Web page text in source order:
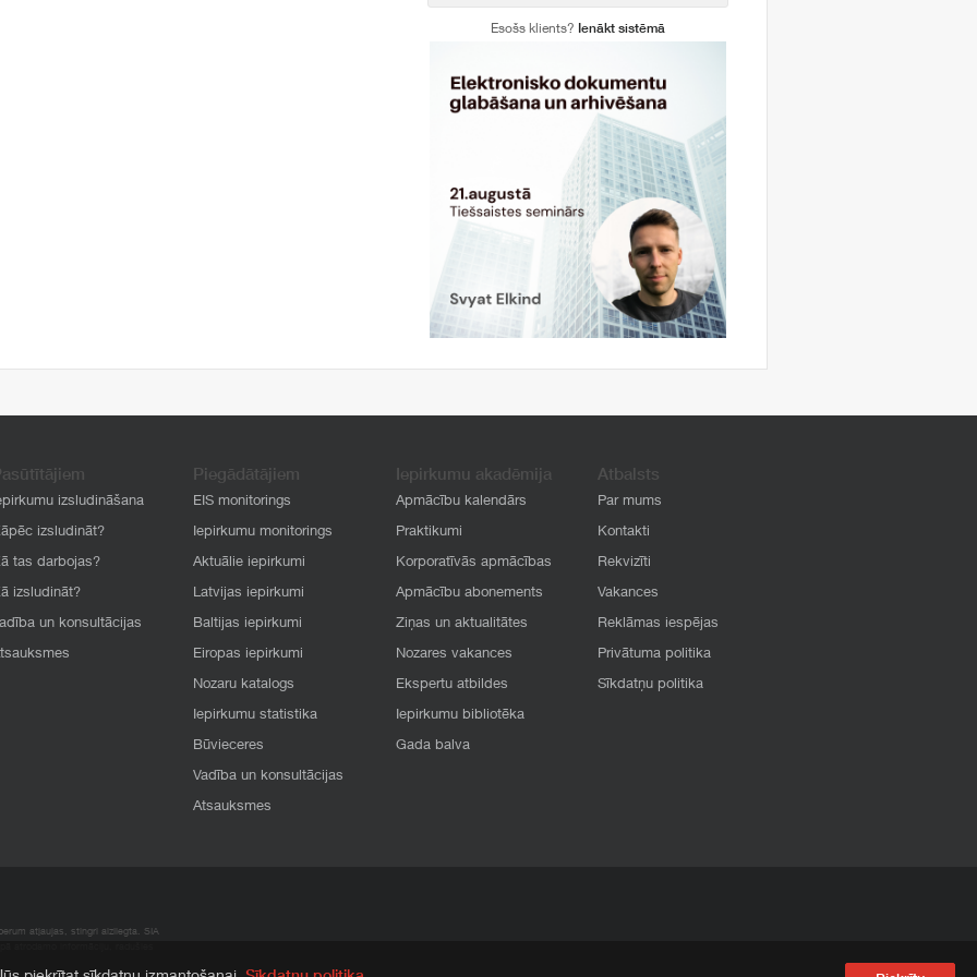
Esošs klients? Ienākt sistēmā
izsludināšana
izsludināt?
tas darbojas?
izsludināt?
un konsultācijas
Piegādātājiem
EIS monitorings
Iepirkumu monitorings
Aktuālie iepirkumi
Latvijas iepirkumi
Baltijas iepirkumi
Eiropas iepirkumi
Nozaru katalogs
Iepirkumu statistika
Būvieceres
Vadība un konsultācijas
Atsauksmes
Iepirkumu akadēmija
Apmācību kalendārs
Praktikumi
Korporatīvās apmācības
Apmācību abonements
Ziņas un aktualitātes
Nozares vakances
Ekspertu atbildes
Iepirkumu bibliotēka
Gada balva
Atbalsts
Par mums
Kontakti
Rekvizīti
Vakances
Reklāmas iespējas
Privātuma politika
Sīkdatņu politika
atļaujas, stingri aizliegta. SIA